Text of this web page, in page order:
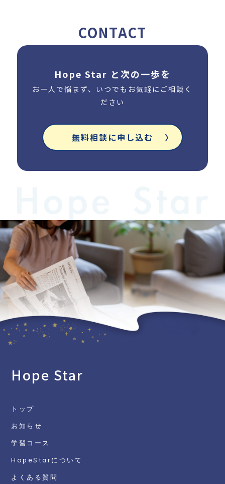
CONTACT
Hope Star と次の一歩を
お一人で悩まず、いつでもお気軽にご相談く
ださい
無料相談に申し込む
Hope Star
トップ
お知らせ
学習コース
HopeStarについて
よくある質問